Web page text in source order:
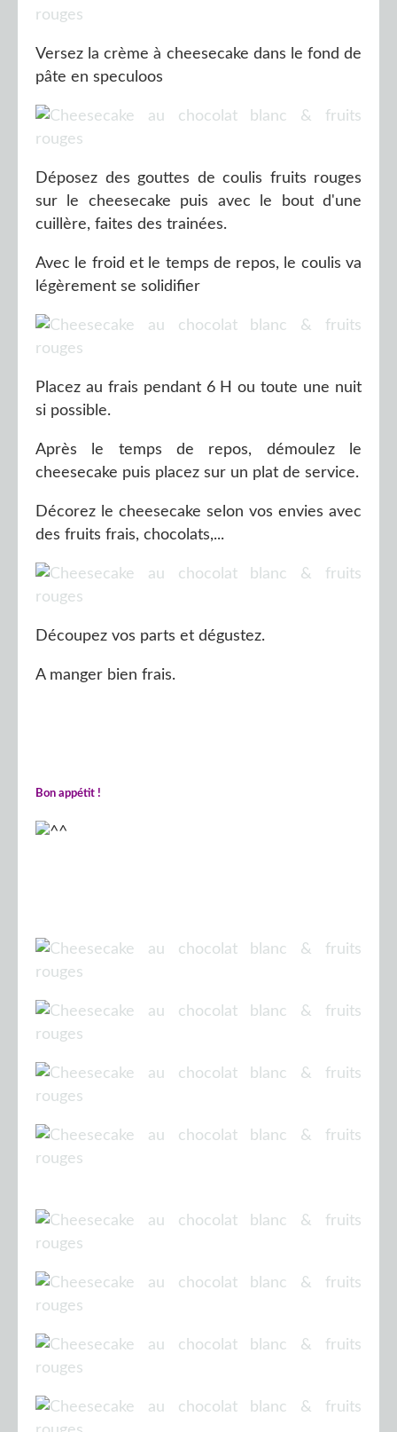
Versez la crème à cheesecake dans le fond de
pâte en speculoos
Déposez des gouttes de coulis fruits rouges
sur le cheesecake puis avec le bout d'une
cuillère, faites des trainées.
Avec le froid et le temps de repos, le coulis va
légèrement se solidifier
Placez au frais pendant 6 H ou toute une nuit
si possible.
Après le temps de repos, démoulez le
cheesecake puis placez sur un plat de service.
Décorez le cheesecake selon vos envies avec
des fruits frais, chocolats,...
Découpez vos parts et dégustez.
A manger bien frais.
Bon appétit !